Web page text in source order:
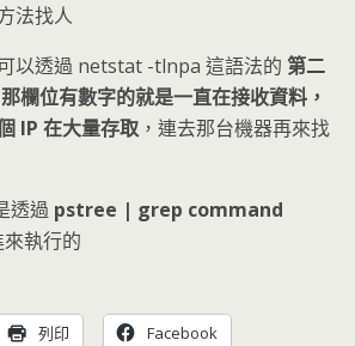
法找人
以透過 netstat -tlnpa 這語法的 第二
欄位有數字的就是一直在接收資料，
IP 在大量存取 ，連去那台機器再來找
透過 pstree | grep command
執行的
列印 Facebook